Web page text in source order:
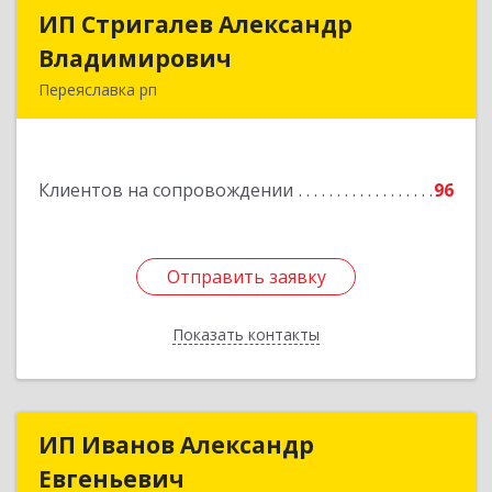
ИП Стригалев Александр
Владимирович
Переяславка рп
Клиентов на сопровождении 96
Отправить заявку
Показать контакты
ИП Стригалев Александр
Подробнее
Отправить заявку
Назад
ИП Иванов Александр
Евгеньевич
ИП Иванов Александр